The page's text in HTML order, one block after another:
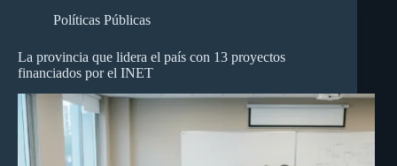
Políticas Públicas
La provincia que lidera el país con 13 proyectos
financiados por el INET